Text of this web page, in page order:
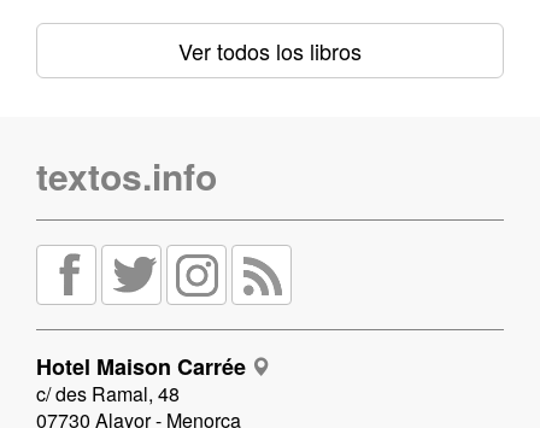
Ver todos los libros
textos.info
Hotel Maison Carrée
c/ des Ramal, 48
07730 Alayor - Menorca